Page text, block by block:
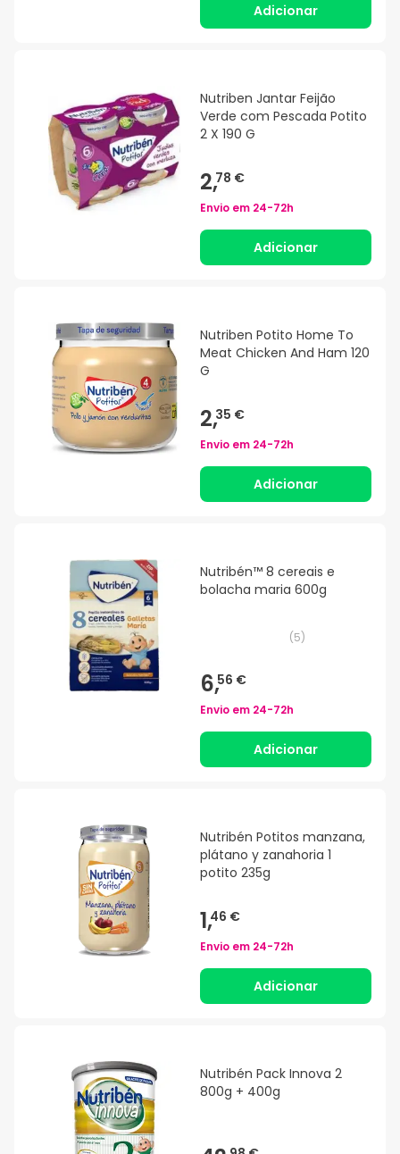
Adicionar
Nutriben Jantar Feijão
Verde com Pescada Potito
2 X 190 G
2,78 €
Envio em 24-72h
Adicionar
Nutriben Potito Home To
Meat Chicken And Ham 120
G
2,35 €
Envio em 24-72h
Adicionar
Nutribén™ 8 cereais e
bolacha maria 600g
(5)
6,56 €
Envio em 24-72h
Adicionar
Nutribén Potitos manzana,
plátano y zanahoria 1
potito 235g
1,46 €
Envio em 24-72h
Adicionar
Nutribén Pack Innova 2
800g + 400g